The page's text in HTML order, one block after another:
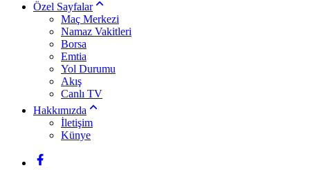
Özel Sayfalar
Maç Merkezi
Namaz Vakitleri
Borsa
Emtia
Yol Durumu
Akış
Canlı TV
Hakkımızda
İletişim
Künye